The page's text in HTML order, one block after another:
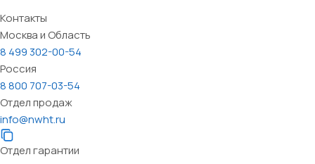
Контакты
Москва и Область
8 499 302-00-54
Россия
8 800 707-03-54
Отдел продаж
info@nwht.ru
Отдел гарантии